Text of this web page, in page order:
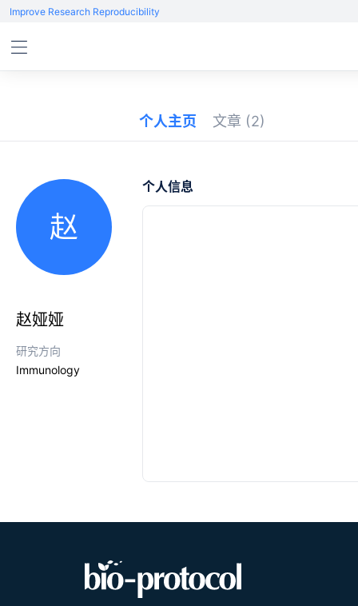
Improve Research Reproducibility
个人主页 文章 (2)
赵
赵娅娅
研究方向
Immunology
个人信息